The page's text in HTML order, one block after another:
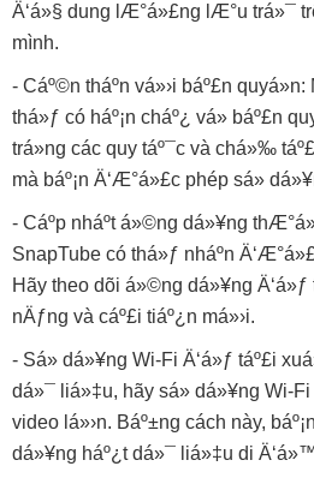
Ä‘á»§ dung lÆ°á»£ng lÆ°u trá»¯
mình.
- Cáº©n tháº­n vá»›i báº£n
thá»ƒ có háº¡n cháº¿ vá» báº£n
trá»ng các quy táº¯c và chá»‰
mà báº¡n Ä‘Æ°á»£c phép sá»­
- Cáº­p nháº­t á»©ng dá»¥ng
SnapTube có thá»ƒ nháº­n
Hãy theo dõi á»©ng dá»¥ng
nÄƒng và cáº£i tiáº¿n má»›i.
- Sá»­ dá»¥ng Wi-Fi Ä‘á»ƒ táº£i
dá»¯ liá»‡u, hãy sá»­ dá»¥ng Wi-Fi
video lá»›n. Báº±ng cách này,
dá»¥ng háº¿t dá»¯ liá»‡u di